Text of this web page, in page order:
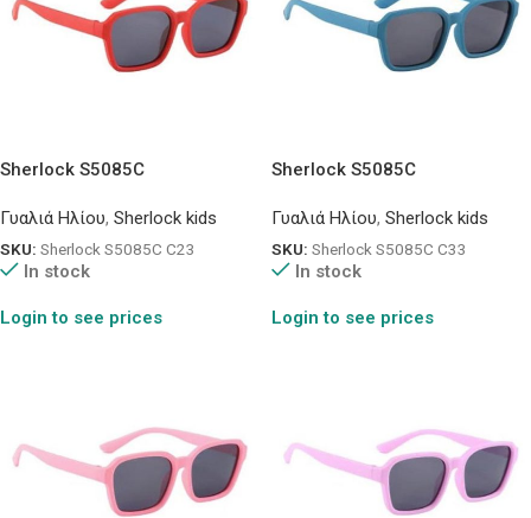
Sherlock S5085C
Γυαλιά Ηλίου, Sherlock kids
SKU: Sherlock S5085C C23
In stock
Login to see prices
Sherlock S5085C
Γυαλιά Ηλίου, Sherlock kids
SKU: Sherlock S5085C C33
In stock
Login to see prices